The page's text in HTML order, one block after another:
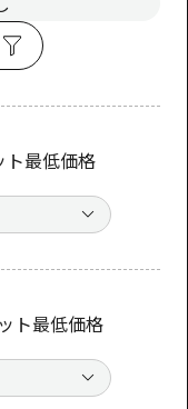
ト最低価格
ト最低価格